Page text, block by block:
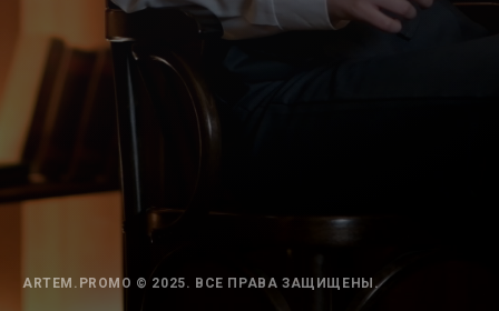
ARTEM.PROMO © 2025. ВСЕ ПРАВА ЗАЩИЩЕНЫ.